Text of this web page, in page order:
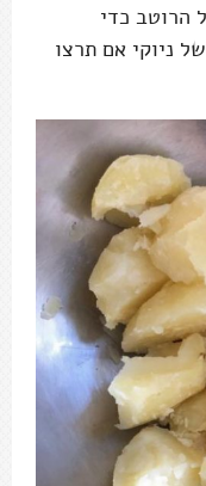
הרוטב כדי
ניוקי אם תרצו